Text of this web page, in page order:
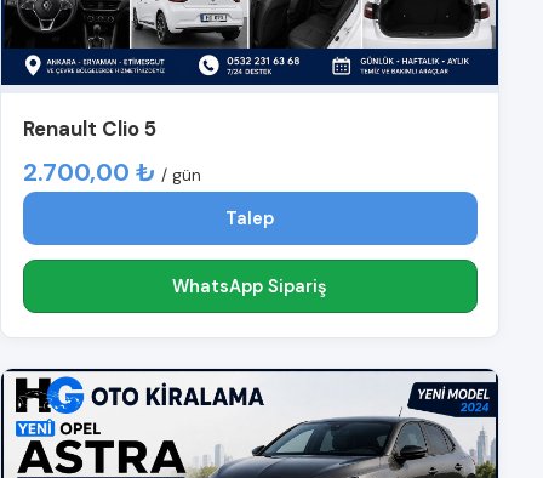
Renault Clio 5
2.700,00 ₺ / gün
Talep
WhatsApp Sipariş